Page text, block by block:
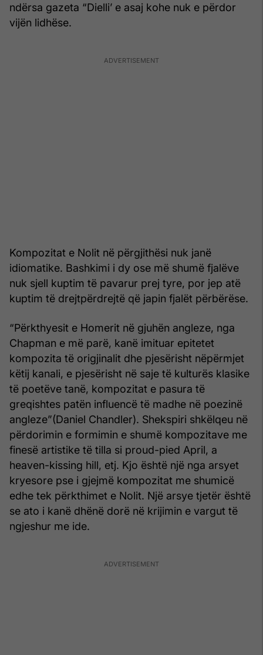
ndërsa gazeta “Dielli’ e asaj kohe nuk e përdor
vijën lidhëse.
Kompozitat e Nolit në përgjithësi nuk janë
idiomatike. Bashkimi i dy ose më shumë fjalëve
nuk sjell kuptim të pavarur prej tyre, por jep atë
kuptim të drejtpërdrejtë që japin fjalët përbërëse.
“Përkthyesit e Homerit në gjuhën angleze, nga
Chapman e më parë, kanë imituar epitetet
kompozita të origjinalit dhe pjesërisht nëpërmjet
këtij kanali, e pjesërisht në saje të kulturës klasike
të poetëve tanë, kompozitat e pasura të
greqishtes patën influencë të madhe në poezinë
angleze”(Daniel Chandler). Shekspiri shkëlqeu në
përdorimin e formimin e shumë kompozitave me
finesë artistike të tilla si proud-pied April, a
heaven-kissing hill, etj. Kjo është një nga arsyet
kryesore pse i gjejmë kompozitat me shumicë
edhe tek përkthimet e Nolit. Një arsye tjetër është
se ato i kanë dhënë dorë në krijimin e vargut të
ngjeshur me ide.